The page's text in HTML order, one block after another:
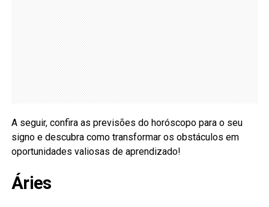
A seguir, confira as previsões do horóscopo para o seu
signo e descubra como transformar os obstáculos em
oportunidades valiosas de aprendizado!
Áries